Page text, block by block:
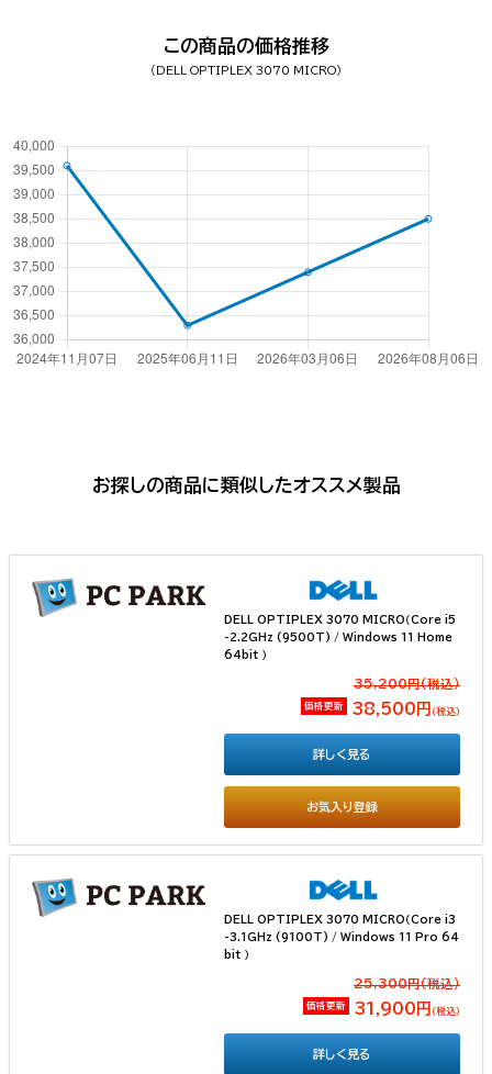
この商品の価格推移
（DELL OPTIPLEX 3070 MICRO）
お探しの商品に類似したオススメ製品
DELL OPTIPLEX 3070 MICRO（Core i5
-2.2GHz (9500T) / Windows 11 Home
64bit ）
35,200円(税込）
価格更新 38,500円 （税込）
お気入り登録
詳しく見る
DELL OPTIPLEX 3070 MICRO（Core i3
-3.1GHz (9100T) / Windows 11 Pro 64
bit ）
25,300円(税込）
価格更新 31,900円 （税込）
詳しく見る